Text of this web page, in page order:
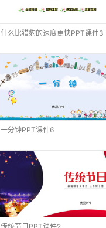
什么比猎豹的速度更快PPT课件3
一分钟PPT课件6